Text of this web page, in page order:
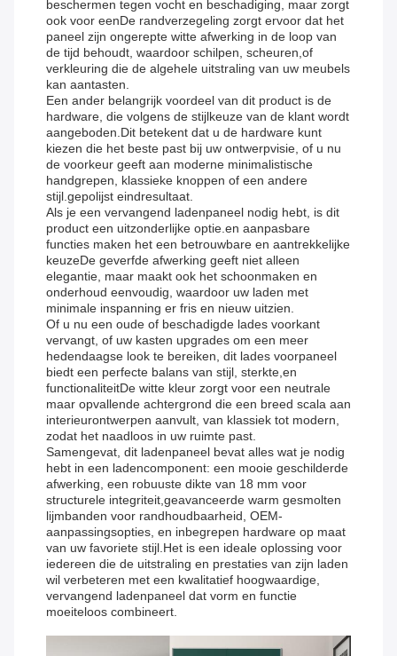
beschermen tegen vocht en beschadiging, maar zorgt
ook voor eenDe randverzegeling zorgt ervoor dat het
paneel zijn ongerepte witte afwerking in de loop van
de tijd behoudt, waardoor schilpen, scheuren,of
verkleuring die de algehele uitstraling van uw meubels
kan aantasten.
Een ander belangrijk voordeel van dit product is de
hardware, die volgens de stijlkeuze van de klant wordt
aangeboden.Dit betekent dat u de hardware kunt
kiezen die het beste past bij uw ontwerpvisie, of u nu
de voorkeur geeft aan moderne minimalistische
handgrepen, klassieke knoppen of een andere
stijl.gepolijst eindresultaat.
Als je een vervangend ladenpaneel nodig hebt, is dit
product een uitzonderlijke optie.en aanpasbare
functies maken het een betrouwbare en aantrekkelijke
keuzeDe geverfde afwerking geeft niet alleen
elegantie, maar maakt ook het schoonmaken en
onderhoud eenvoudig, waardoor uw laden met
minimale inspanning er fris en nieuw uitzien.
Of u nu een oude of beschadigde lades voorkant
vervangt, of uw kasten upgrades om een meer
hedendaagse look te bereiken, dit lades voorpaneel
biedt een perfecte balans van stijl, sterkte,en
functionaliteitDe witte kleur zorgt voor een neutrale
maar opvallende achtergrond die een breed scala aan
interieurontwerpen aanvult, van klassiek tot modern,
zodat het naadloos in uw ruimte past.
Samengevat, dit ladenpaneel bevat alles wat je nodig
hebt in een ladencomponent: een mooie geschilderde
afwerking, een robuuste dikte van 18 mm voor
structurele integriteit,geavanceerde warm gesmolten
lijmbanden voor randhoudbaarheid, OEM-
aanpassingsopties, en inbegrepen hardware op maat
van uw favoriete stijl.Het is een ideale oplossing voor
iedereen die de uitstraling en prestaties van zijn laden
wil verbeteren met een kwalitatief hoogwaardige,
vervangend ladenpaneel dat vorm en functie
moeiteloos combineert.